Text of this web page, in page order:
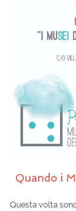
Quando i
Questa volta